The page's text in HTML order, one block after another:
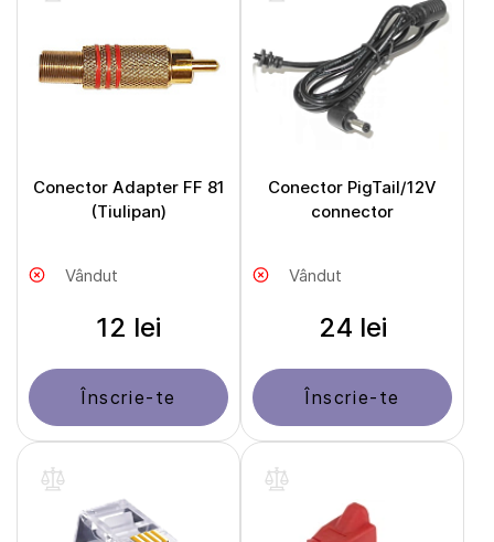
Conector Adapter FF 81
(Tiulipan)
Vândut
12 lei
Înscrie-te
Conector PigTail/12V
connector
Vândut
24 lei
Înscrie-te